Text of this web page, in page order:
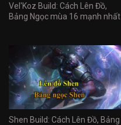
Vel'Koz Build: Cách Lên Đồ,
Bảng Ngọc mùa 16 mạnh nhất
Shen Build: Cách Lên Đồ, Bảng